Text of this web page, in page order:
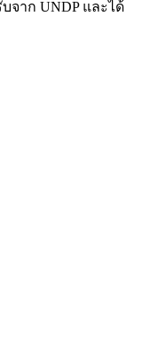
จาก UNDP และได้